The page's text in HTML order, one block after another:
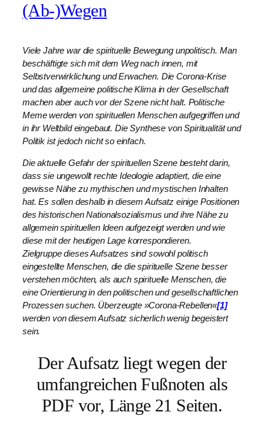
(Ab-)Wegen
Viele Jahre war die spirituelle Bewegung unpolitisch. Man
beschäftigte sich mit dem Weg nach innen, mit
Selbstverwirklichung und Erwachen. Die Corona-Krise
und das allgemeine politische Klima in der Gesellschaft
machen aber auch vor der Szene nicht halt. Politische
Meme werden von spirituellen Menschen aufgegriffen und
in ihr Weltbild eingebaut. Die Synthese von Spiritualität und
Politik ist jedoch nicht so einfach.
Die aktuelle Gefahr der spirituellen Szene besteht darin,
dass sie ungewollt rechte Ideologie adaptiert, die eine
gewisse Nähe zu mythischen und mystischen Inhalten
hat. Es sollen deshalb in diesem Aufsatz einige Positionen
des historischen Nationalsozialismus und ihre Nähe zu
allgemein spirituellen Ideen aufgezeigt werden und wie
diese mit der heutigen Lage korrespondieren.
Zielgruppe dieses Aufsatzes sind sowohl politisch
eingestellte Menschen, die die spirituelle Szene besser
verstehen möchten, als auch spirituelle Menschen, die
eine Orientierung in den politischen und gesellschaftlichen
Prozessen suchen. Überzeugte »Corona-Rebellen«[1]
werden von diesem Aufsatz sicherlich wenig begeistert
sein.
Der Aufsatz liegt wegen der
umfangreichen Fußnoten als
PDF vor, Länge 21 Seiten.